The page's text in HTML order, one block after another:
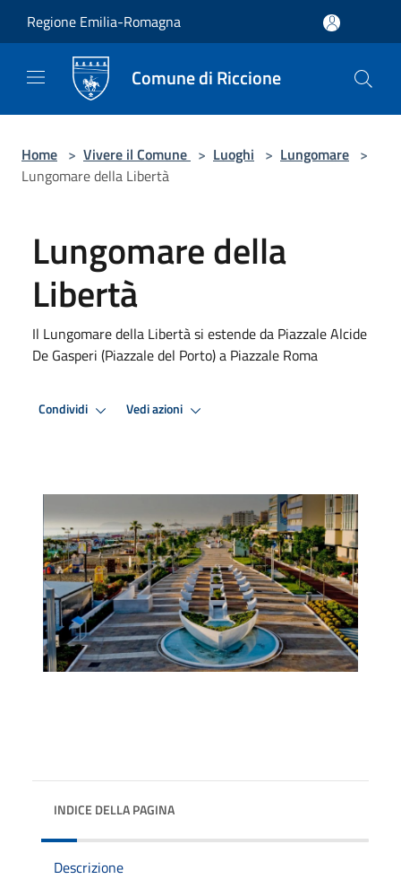
Regione Emilia-Romagna
Comune di Riccione
Home > Vivere il Comune > Luoghi > Lungomare >
Lungomare della Libertà
Lungomare della
Libertà
Il Lungomare della Libertà si estende da Piazzale Alcide
De Gasperi (Piazzale del Porto) a Piazzale Roma
Condividi Vedi azioni
INDICE DELLA PAGINA
Descrizione